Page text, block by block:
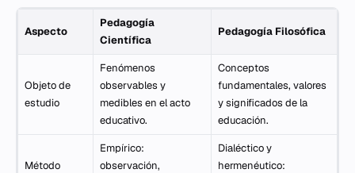
Aspecto
Pedagogía
Científica
Pedagogía Filosófica
Objeto de
estudio
Fenómenos
observables y
medibles en el acto
educativo.
Conceptos
fundamentales, valores
y significados de la
educación.
Método
Empírico:
observación,
Dialéctico y
hermenéutico: